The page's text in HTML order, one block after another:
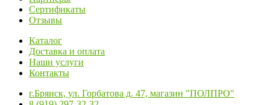
Сертификаты
Отзывы
Каталог
Доставка и оплата
Наши услуги
Контакты
г.Брянск, ул. Горбатова д. 47, магазин "ПОЛПРO"